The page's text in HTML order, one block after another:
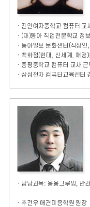
· 진안여자중학교 컴퓨터 교
· (재)동아 직업전문학교 정
· 동아일보 문화센터(직장
· 백화점(현대, 신세계, 애경
· 중평중학교 컴퓨터 교사 근
· 삼성전자 컴퓨터교육센터
· 담당과목: 응용그루밍, 반
· 추건우 애견미용학원 원장